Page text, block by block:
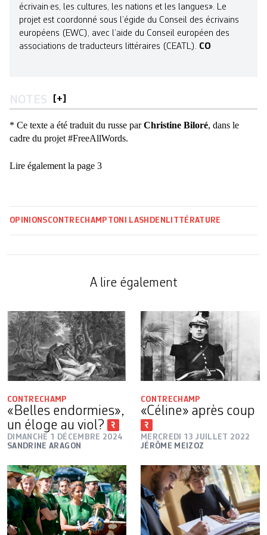
écrivain·es, les cultures, les nations et les langues». Le
projet est coordonné sous l’égide du Conseil des écrivains
européens (EWC), avec l’aide du Conseil européen des
associations de traducteurs littéraires (CEATL). CO
NOTES [+]
* Ce texte a été traduit du russe parChristine Biloré, dans le
cadre du projet #FreeAllWords.
Lire également la page 3
OPINIONSCONTRECHAMP TONI LASHDEN LITTÉRATURE
A lire également
CONTRECHAMP
«Belles endormies»,
un éloge au viol?
DIMANCHE 1 DÉCEMBRE 2024
SANDRINE ARAGON
CONTRECHAMP
«Céline» après coup
MERCREDI 13 JUILLET 2022
JÉRÔME MEIZOZ